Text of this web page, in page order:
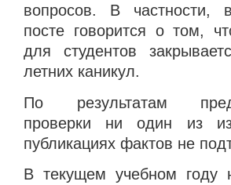
вопросов. В частности,
посте говорится о том,
для студентов
летних каникул.
По результатам
проверки ни один из
публикациях фактов не
В текущем учебном году